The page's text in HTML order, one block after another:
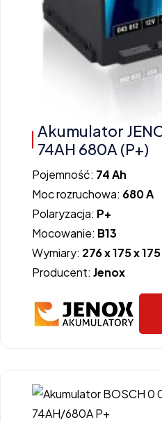
Akumulator
74AH 680A (P+)
Pojemność: 74 Ah
Moc rozruchowa: 680 A
Polaryzacja: P+
Mocowanie: B13
Wymiary: 276 x 175 x 175
Producent: Jenox